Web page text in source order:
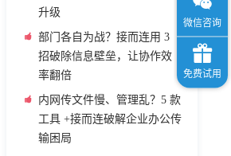
升级
部门各自为战？接而连用 3
招破除信息壁垒，让协作效
率翻倍
内网传文件慢、管理乱？5 款
工具 +接而连破解企业办公传
输困局